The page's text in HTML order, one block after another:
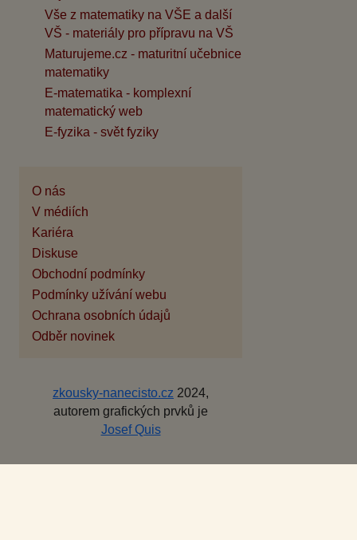
Vše z matematiky na VŠE a další
VŠ - materiály pro přípravu na VŠ
Maturujeme.cz - maturitní učebnice
matematiky
E-matematika - komplexní
matematický web
E-fyzika - svět fyziky
O nás
V médiích
Kariéra
Diskuse
Obchodní podmínky
Podmínky užívání webu
Ochrana osobních údajů
Odběr novinek
zkousky-nanecisto.cz 2024,
autorem grafických prvků je
Josef Quis